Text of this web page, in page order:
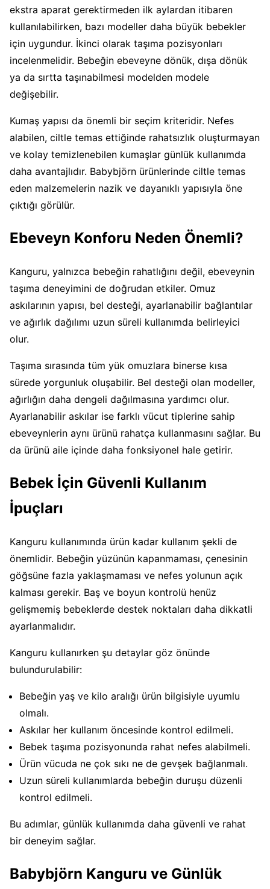
ekstra aparat gerektirmeden ilk aylardan itibaren
kullanılabilirken, bazı modeller daha büyük bebekler
için uygundur. İkinci olarak taşıma pozisyonları
incelenmelidir. Bebeğin ebeveyne dönük, dışa dönük
ya da sırtta taşınabilmesi modelden modele
değişebilir.
Kumaş yapısı da önemli bir seçim kriteridir. Nefes
alabilen, ciltle temas ettiğinde rahatsızlık oluşturmayan
ve kolay temizlenebilen kumaşlar günlük kullanımda
daha avantajlıdır. Babybjörn ürünlerinde ciltle temas
eden malzemelerin nazik ve dayanıklı yapısıyla öne
çıktığı görülür.
Ebeveyn Konforu Neden Önemli?
Kanguru, yalnızca bebeğin rahatlığını değil, ebeveynin
taşıma deneyimini de doğrudan etkiler. Omuz
askılarının yapısı, bel desteği, ayarlanabilir bağlantılar
ve ağırlık dağılımı uzun süreli kullanımda belirleyici
olur.
Taşıma sırasında tüm yük omuzlara binerse kısa
sürede yorgunluk oluşabilir. Bel desteği olan modeller,
ağırlığın daha dengeli dağılmasına yardımcı olur.
Ayarlanabilir askılar ise farklı vücut tiplerine sahip
ebeveynlerin aynı ürünü rahatça kullanmasını sağlar. Bu
da ürünü aile içinde daha fonksiyonel hale getirir.
Bebek İçin Güvenli Kullanım
İpuçları
Kanguru kullanımında ürün kadar kullanım şekli de
önemlidir. Bebeğin yüzünün kapanmaması, çenesinin
göğsüne fazla yaklaşmaması ve nefes yolunun açık
kalması gerekir. Baş ve boyun kontrolü henüz
gelişmemiş bebeklerde destek noktaları daha dikkatli
ayarlanmalıdır.
Kanguru kullanırken şu detaylar göz önünde
bulundurulabilir:
Bebeğin yaş ve kilo aralığı ürün bilgisiyle uyumlu
olmalı.
Askılar her kullanım öncesinde kontrol edilmeli.
Bebek taşıma pozisyonunda rahat nefes alabilmeli.
Ürün vücuda ne çok sıkı ne de gevşek bağlanmalı.
Uzun süreli kullanımlarda bebeğin duruşu düzenli
kontrol edilmeli.
Bu adımlar, günlük kullanımda daha güvenli ve rahat
bir deneyim sağlar.
Babybjörn Kanguru ve Günlük